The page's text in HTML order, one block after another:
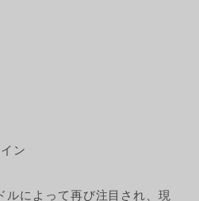
ン
によって再び注目され、現